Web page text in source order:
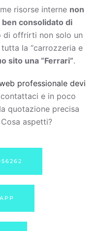
risorse interne non
ben consolidato di
di offrirti non solo un
la “carrozzeria e
sito una “Ferrari”.
professionale devi
e in poco
quotazione precisa
aspetti?